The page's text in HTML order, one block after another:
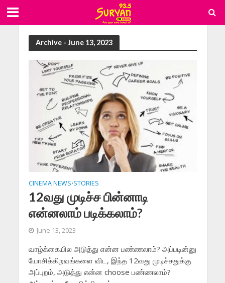
Archive - June 13, 2023
CINEMA NEWS•STORIES
12வது முடிச்ச பின்னாடி
என்னலாம் படிக்கலாம்?
June 13, 2023
வாழ்க்கையில அடுத்து என்ன பண்ணலாம்? அப்படின்னு
யோசிக்கிறவங்களை விட, இந்த 12வது முடிச்சதுக்கு
அப்புறம், அடுத்து என்ன choose பண்ணலாம்?